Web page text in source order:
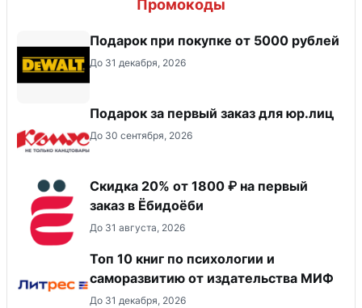
Промокоды
Подарок при покупке от 5000 рублей
До 31 декабря, 2026
Подарок за первый заказ для юр.лиц
До 30 сентября, 2026
Скидка 20% от 1800 ₽ на первый
заказ в Ёбидоёби
До 31 августа, 2026
Топ 10 книг по психологии и
саморазвитию от издательства МИФ
До 31 декабря, 2026